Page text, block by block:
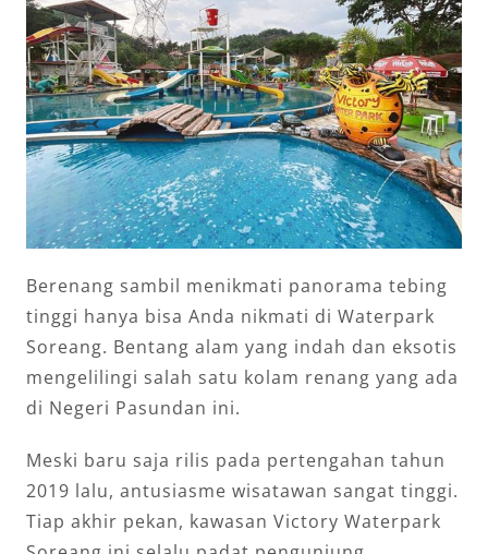
Berenang sambil menikmati panorama tebing
tinggi hanya bisa Anda nikmati di Waterpark
Soreang. Bentang alam yang indah dan eksotis
mengelilingi salah satu kolam renang yang ada
di Negeri Pasundan ini.
Meski baru saja rilis pada pertengahan tahun
2019 lalu, antusiasme wisatawan sangat tinggi.
Tiap akhir pekan, kawasan Victory Waterpark